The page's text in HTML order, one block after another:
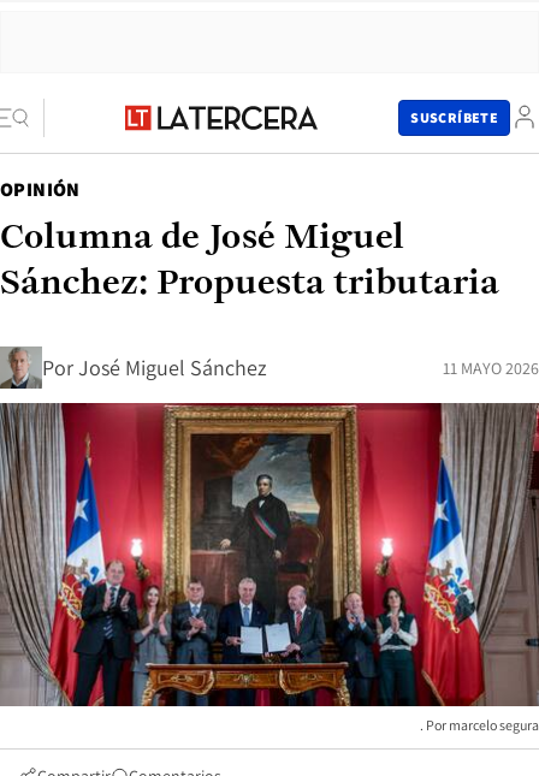
SUSCRÍBETE
OPINIÓN
Columna de José Miguel
Sánchez: Propuesta tributaria
PorJosé Miguel Sánchez 11 MAYO 2026
marcelo segura